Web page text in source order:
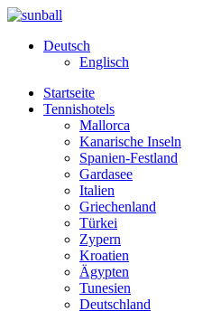
Deutsch
Englisch
Startseite
Tennishotels
Mallorca
Kanarische Inseln
Spanien-Festland
Gardasee
Italien
Griechenland
Türkei
Zypern
Kroatien
Ägypten
Tunesien
Deutschland